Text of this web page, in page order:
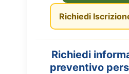
Richiedi
Richiedi
preventivo